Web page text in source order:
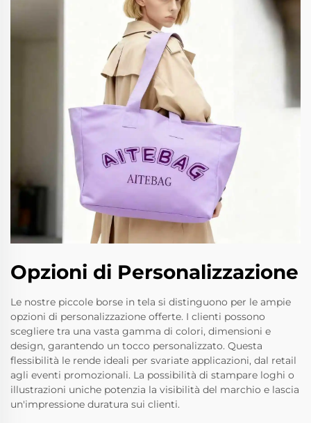
Opzioni di Personalizzazione
Le nostre piccole borse in tela si distinguono per le ampie
opzioni di personalizzazione offerte. I clienti possono
scegliere tra una vasta gamma di colori, dimensioni e
design, garantendo un tocco personalizzato. Questa
flessibilità le rende ideali per svariate applicazioni, dal retail
agli eventi promozionali. La possibilità di stampare loghi o
illustrazioni uniche potenzia la visibilità del marchio e lascia
un'impressione duratura sui clienti.